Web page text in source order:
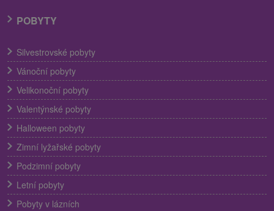
POBYTY
Silvestrovské pobyty
Vánoční pobyty
Velikonoční pobyty
Valentýnské pobyty
Halloween pobyty
Zimní lyžařské pobyty
Podzimní pobyty
Letní pobyty
Pobyty v lázních